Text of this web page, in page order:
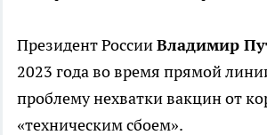
Президент РоссииВладимир
2023 года во время прямой
проблему нехватки вакцин от
«техническим сбоем».